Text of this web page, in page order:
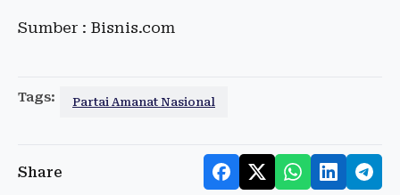
Sumber : Bisnis.com
Tags: Partai Amanat Nasional
Share